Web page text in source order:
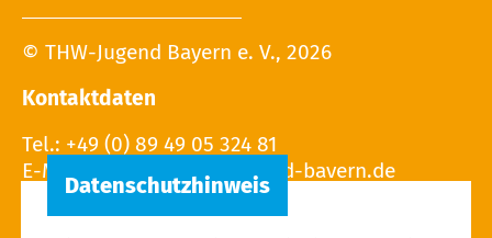
© THW-Jugend Bayern e. V., 2026
Kontaktdaten
Tel.: +49 (0) 89 49 05 324 81
E-Mail: